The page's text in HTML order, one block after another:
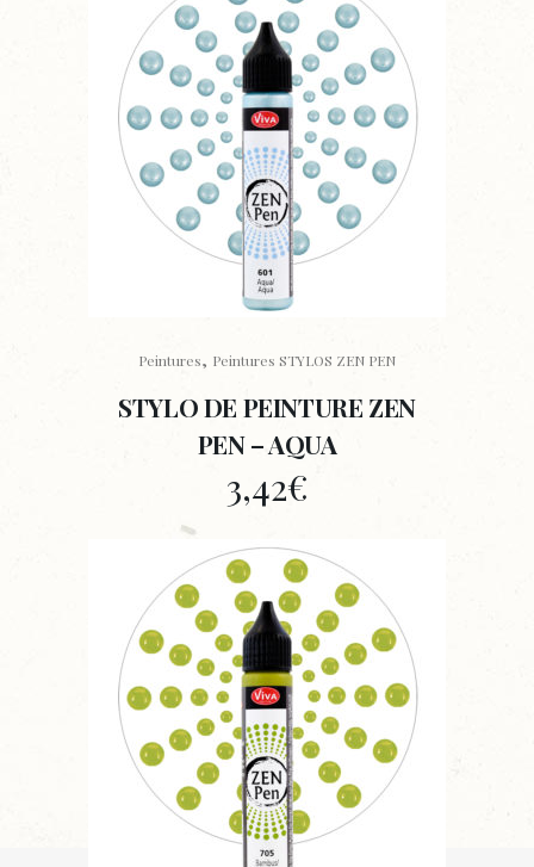
Peintures, Peintures STYLOS ZEN PEN
STYLO DE PEINTURE ZEN
PEN – AQUA
3,42€